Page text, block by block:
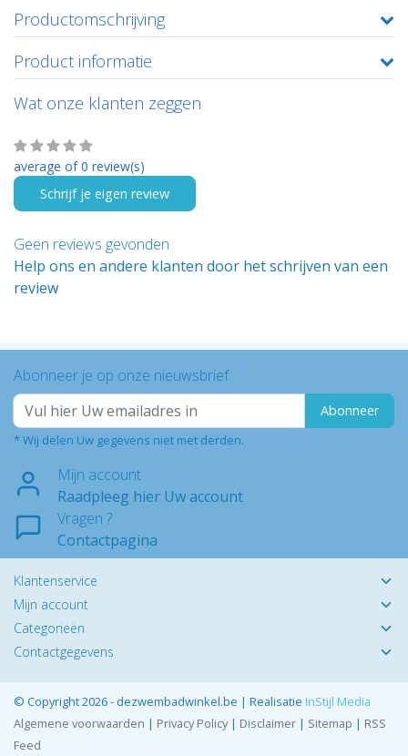
Productomschrijving
Product informatie
Wat onze klanten zeggen
average of 0 review(s)
Schrijf je eigen review
Geen reviews gevonden
Help ons en andere klanten door het schrijven van een
review
Abonneer je op onze nieuwsbrief
Abonneer
* Wij delen Uw gegevens niet met derden.
Mijn account
Raadpleeg hier Uw account
Vragen ?
Contactpagina
Klantenservice
Mijn account
Categorieën
Contactgegevens
© Copyright 2026 - dezwembadwinkel.be | Realisatie InStijl Media
Algemene voorwaarden | Privacy Policy| Disclaimer | Sitemap | RSS
Feed